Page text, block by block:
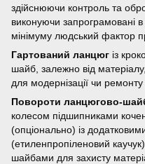
здійснюючи контроль та
виконуючи запрограмовані
мінімуму людський фактор
Гартований ланцюг із
шайб, залежно від
для модернізації чи ремонту
Повороти ланцюгово-
колесом підшипниками
(опціонально) із
(етиленпропіленовий
шайбами для захисту